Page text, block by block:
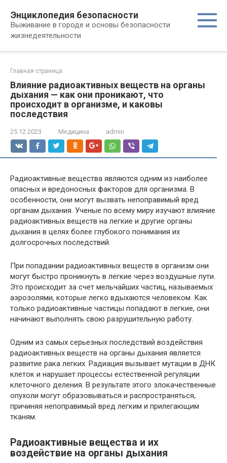
контенту
Энциклопедия безопасности
Выживание в городе и основы безопасности
жизнедеятельности
Главная страница
Влияние радиоактивных веществ на органы
дыхания — как они проникают, что
происходит в организме, и каковы
последствия
25.12.2023 Медицина admin
Радиоактивные вещества являются одним из наиболее
опасных и вредоносных факторов для организма. В
особенности, они могут вызвать непоправимый вред
органам дыхания. Ученые по всему миру изучают влияние
радиоактивных веществ на легкие и другие органы
дыхания в целях более глубокого понимания их
долгосрочных последствий.
При попадании радиоактивных веществ в организм они
могут быстро проникнуть в легкие через воздушные пути.
Это происходит за счет мельчайших частиц, называемых
аэрозолями, которые легко вдыхаются человеком. Как
только радиоактивные частицы попадают в легкие, они
начинают выполнять свою разрушительную работу.
Одним из самых серьезных последствий воздействия
радиоактивных веществ на органы дыхания является
развитие рака легких. Радиация вызывает мутации в ДНК
клеток и нарушает процессы естественной регуляции
клеточного деления. В результате этого злокачественные
опухоли могут образовываться и распространяться,
причиняя непоправимый вред легким и прилегающим
тканям.
Радиоактивные вещества и их
воздействие на органы дыхания